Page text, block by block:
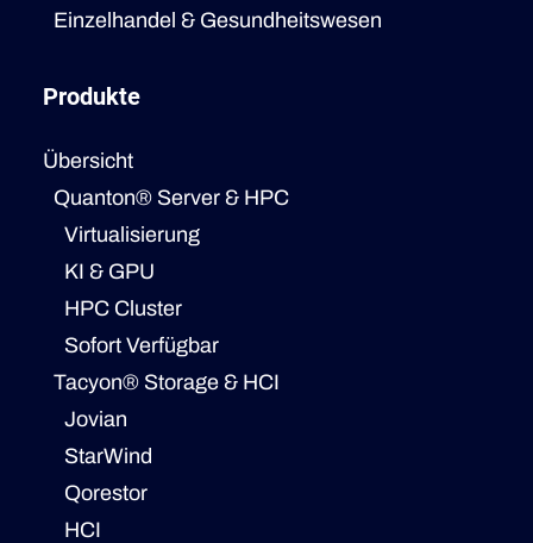
Einzelhandel & Gesundheitswesen
Produkte
Übersicht
Quanton® Server & HPC
Virtualisierung
KI & GPU
HPC Cluster
Sofort Verfügbar
Tacyon® Storage & HCI
Jovian
StarWind
Qorestor
HCI